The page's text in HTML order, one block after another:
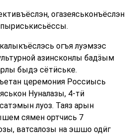
огазеяськонъёслэн
огъя луэмзэс
азинсконлы бадӟым
быдэ сётӥське.
церемония Россиысь
Нуналазы, 4-тӥ
луоз. Таяз арын
сямен ортчись 7
ватсалозы на эшшо одӥг